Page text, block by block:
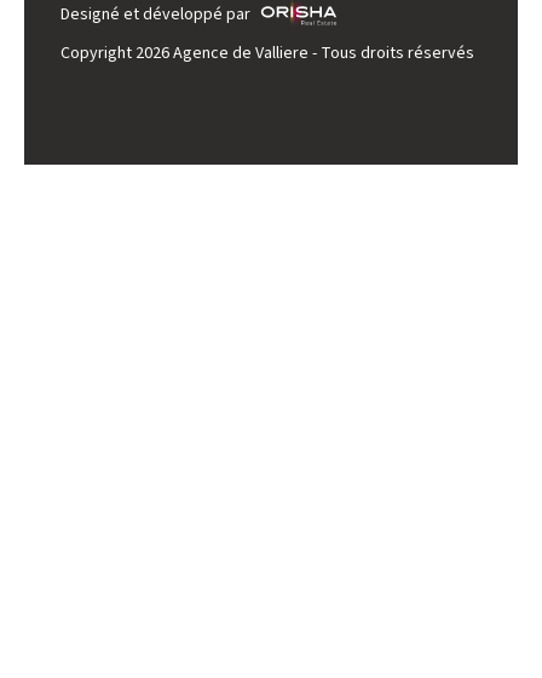
Designé et développé par
Copyright 2026 Agence de Valliere - Tous droits réservés